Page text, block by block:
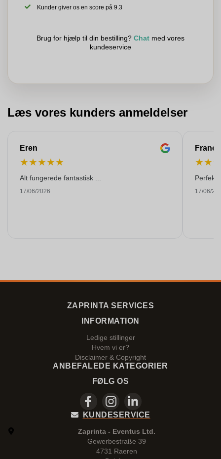
Kunder giver os en score på 9.3
Brug for hjælp til din bestilling? Chat med vores
kundeservice
Læs vores kunders anmeldelser
Eren
★★★★★
Alt fungerede fantastisk ...
17/06/2026
★★
17/06/
ZAPRINTA SERVICES
INFORMATION
Ledige stillinger
Hvem vi er?
Disclaimer & Copyright
ANBEFALEDE KATEGORIER
FØLG OS
KUNDESERVICE
Zaprinta - Eventus Ltd.
Gewerbestraße 39
4731 Raeren